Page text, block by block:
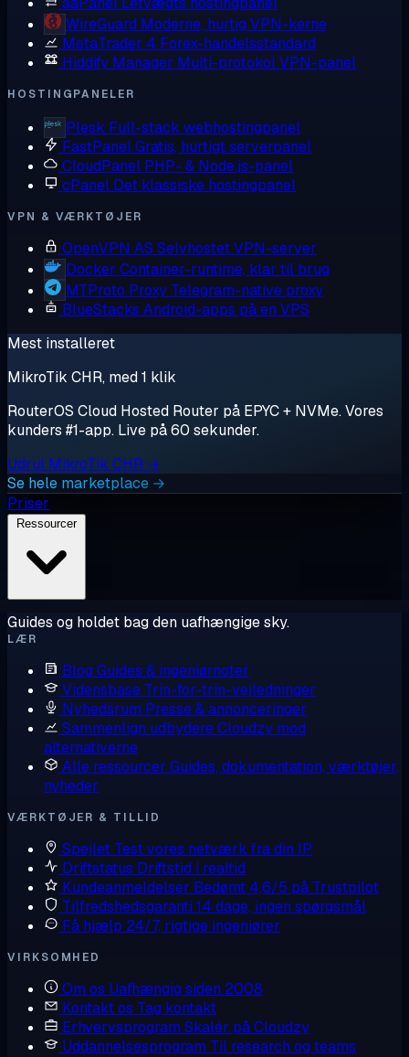
WireGuard Moderne, hurtig VPN-kerne
MetaTrader 4 Forex-handelsstandard
Hiddify Manager Multi-protokol VPN-panel
HOSTINGPANELER
Plesk Full-stack webhostingpanel
FastPanelGratis, hurtigt serverpanel
CloudPanel PHP- & Node.js-panel
cPanel Det klassiske hostingpanel
VPN & VÆRKTØJER
OpenVPN AS Selvhostet VPN-server
Docker Container-runtime, klar til brug
MTProto Proxy Telegram-native proxy
BlueStacks Android-apps på en VPS
Mest installeret
MikroTik CHR, med 1 klik
RouterOS Cloud Hosted Router på EPYC + NVMe. Vores
kunders #1-app. Live på 60 sekunder.
Udrul MikroTik CHR →
Se hele marketplace →
Priser
Ressourcer
Guides og holdet bag den uafhængige sky.
LÆR
Blog Guides & ingeniørnoter
Vidensbase Trin-for-trin-vejledninger
Nyhedsrum Presse & annonceringer
Sammenlign udbydereCloudzy mod
alternativerne
Alle ressourcer Guides, dokumentation, værktøjer,
nyheder
VÆRKTØJER & TILLID
Spejlet Test vores netværk fra din IP
Driftstatus Driftstid i realtid
Kundeanmeldelser Bedømt 4,6/5 på Trustpilot
Tilfredshedsgaranti 14 dage, ingen spørgsmål
Få hjælp 24/7, rigtige ingeniører
VIRKSOMHED
Om os Uafhængig siden 2008
Kontakt os Tag kontakt
Erhvervsprogram Skalér på Cloudzy
Uddannelsesprogram Til research og teams